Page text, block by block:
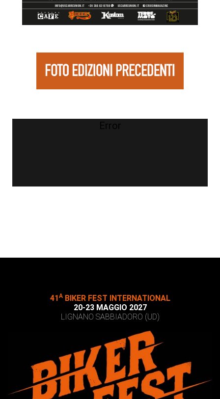
Error
41ABIKER FEST INTERNATIONAL
20-23 MAGGIO 2027
LIGNANO SABBIADORO (UD)